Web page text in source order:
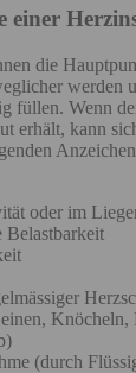
einer
die
werden
füllen. Wenn
erhält, kann
oder im
Belastbarkeit
Knöcheln,
(durch